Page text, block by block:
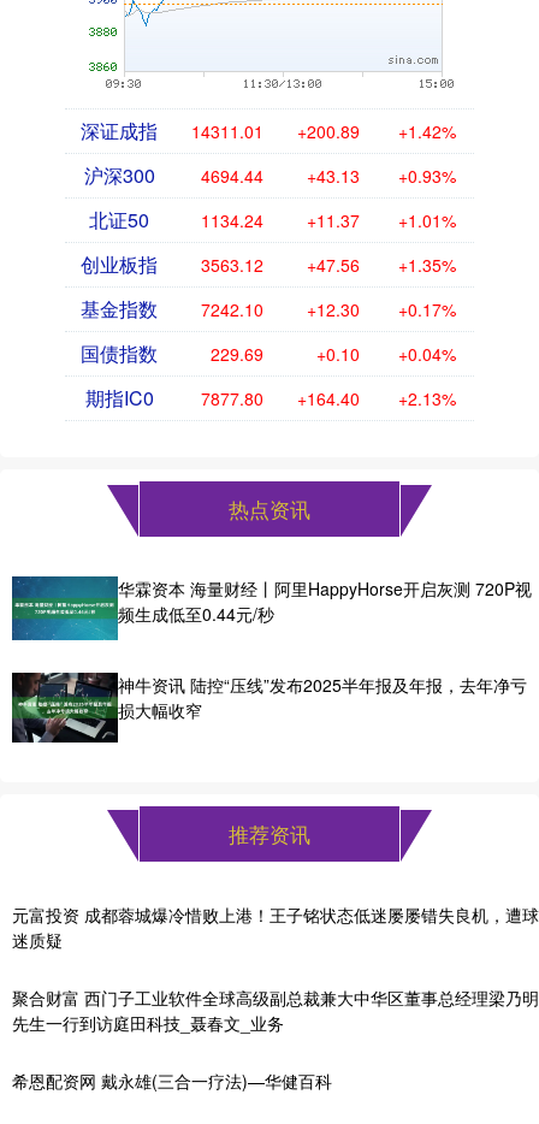
深证成指 14311.01 +200.89 +1.42%
沪深300 4694.44 +43.13 +0.93%
北证50 1134.24 +11.37 +1.01%
创业板指 3563.12 +47.56 +1.35%
基金指数 7242.10 +12.30 +0.17%
国债指数 229.69 +0.10 +0.04%
期指IC0 7877.80 +164.40 +2.13%
热点资讯
华霖资本 海量财经丨阿里HappyHorse开启灰测 720P视
频生成低至0.44元/秒
神牛资讯 陆控“压线”发布2025半年报及年报，去年净亏
损大幅收窄
推荐资讯
元富投资 成都蓉城爆冷惜败上港！王子铭状态低迷屡屡错失良机，遭球
迷质疑
聚合财富 西门子工业软件全球高级副总裁兼大中华区董事总经理梁乃明
先生一行到访庭田科技_聂春文_业务
希恩配资网 戴永雄(三合一疗法)—华健百科